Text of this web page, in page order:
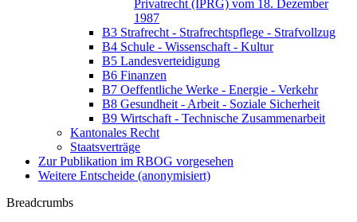
Privatrecht (IPRG) vom 18. Dezember
1987
B3 Strafrecht - Strafrechtspflege - Strafvollzug
B4 Schule - Wissenschaft - Kultur
B5 Landesverteidigung
B6 Finanzen
B7 Oeffentliche Werke - Energie - Verkehr
B8 Gesundheit - Arbeit - Soziale Sicherheit
B9 Wirtschaft - Technische Zusammenarbeit
Kantonales Recht
Staatsverträge
Zur Publikation im RBOG vorgesehen
Weitere Entscheide (anonymisiert)
Breadcrumbs